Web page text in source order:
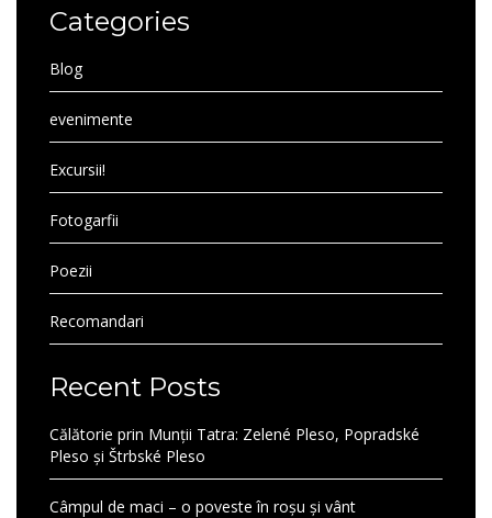
Categories
Blog
evenimente
Excursii!
Fotogarfii
Poezii
Recomandari
Recent Posts
Călătorie prin Munții Tatra: Zelené Pleso, Popradské
Pleso și Štrbské Pleso
Câmpul de maci – o poveste în roșu și vânt